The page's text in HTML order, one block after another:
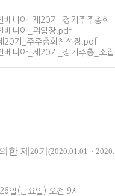
베니아_제20기_정기주주총회
베니아_위임장.pdf
20기_주주총회참석장.pdf
베니아_제20기_정기주총_소
한 제 20기 (2020.01.01 ~
26일 (금요일 ) 오전 9시